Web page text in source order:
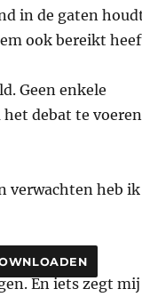
in de gaten
ook bereikt
Geen enkele
debat te
verwachten heb ik
En iets zegt mij